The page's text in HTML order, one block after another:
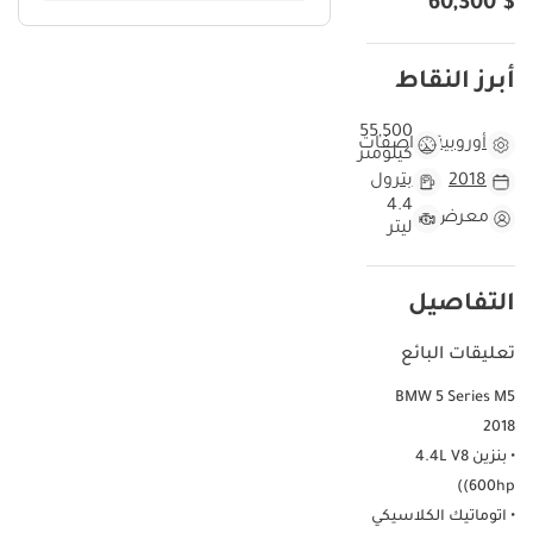
$ 60,300
أبرز النقاط
أوروبيةمواصفات
55,500
كيلومتر
2018
بترول
معرض
4.4
ليتر
التفاصيل
تعليقات البائع
BMW 5 Series M5
2018
• بنزين 4.4L V8
(600hp)
• اتوماتيك الكلاسيكي
السوق الإماراتي والخليجي. يتفوق هذا الطراز على منافسيه بفضل محركه
بين المدن الخليجية الكبرى. ما يميز هذه السيارة تحديداً هو حالتها المتميزة
سيارة تتحدى الزمن. بالنسبة للمشتري في دول مجلس التعاون الخليجي،
يعتبر توفر مراكز الخدمة المتخصصة وتوفر قطع الغيار ميزة إضافية تضمن
راحة البال الطويلة. إنها سيارة تجمع بين هيبة سيارات السيدان الفاخرة
وروح سيارات السباق، وهي جاهزة تماماً للانطلاق على طرقاتنا السريعة.
التي تم الحفاظ عليها بمعدل استخدام أقل من المتوسط المعتاد في دول
الخليج، حيث يُعرف عن قيادة المسافات الطويلة بين الإمارات أنها ترفع
التعليق، مما يمنح المشتري القادم سنوات إضافية من الأداء القوي دون
الحاجة لصيانات كبرى مبكرة. اللون الفضي يمنحها ميزة تنافسية في سوق
السيارات المستعملة في دبي وأبوظبي، حيث يُفضل المشترون الألوان التي
تقاوم درجات الحرارة العالية وتحافظ على نظافة مظهرها لفترة أطول. على
كصفقة رابحة لمن يقدر القيمة مقابل الاستثمار الطويل. المواصفات